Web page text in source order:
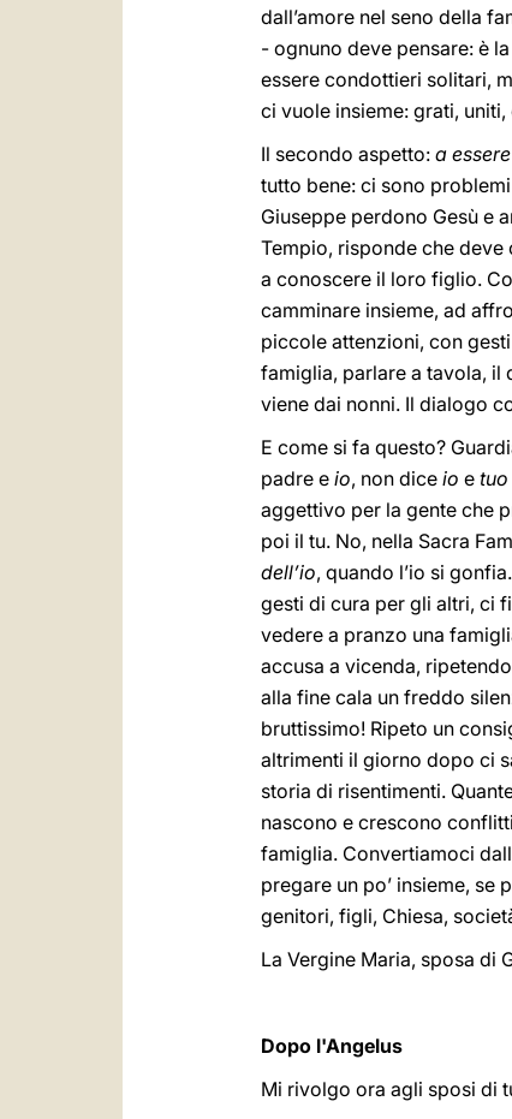
dall’amore nel seno della
- ognuno deve pensare: è
essere condottieri solitari,
ci vuole insieme: grati,
Il secondo aspetto: a
tutto bene: ci sono
Giuseppe perdono Gesù e
Tempio, risponde che
a conoscere il loro figlio.
camminare insieme, ad
piccole attenzioni, con
famiglia, parlare a tavola, il
viene dai nonni. Il dialogo
E come si fa questo?
padre e io, non dice io e tuo
aggettivo per la gente che
poi il tu. No, nella Sacra
dell’io, quando l’io si
gesti di cura per gli altri, ci
vedere a pranzo una
accusa a vicenda,
alla fine cala un freddo
bruttissimo! Ripeto un
altrimenti il giorno dopo ci
storia di risentimenti.
nascono e crescono
famiglia. Convertiamoci
pregare un po’ insieme,
genitori, figli, Chiesa,
La Vergine Maria, sposa di
Dopo l'Angelus
Mi rivolgo ora agli sposi di